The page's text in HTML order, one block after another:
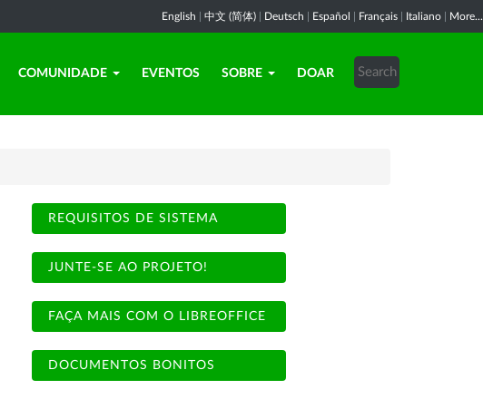
English 中文 (简体) Deutsch Español Français Italiano More...
COMUNIDADE EVENTOS SOBRE DOAR
REQUISITOS DE SISTEMA
JUNTE-SE AO PROJETO!
FAÇA MAIS COM O LIBREOFFICE
DOCUMENTOS BONITOS